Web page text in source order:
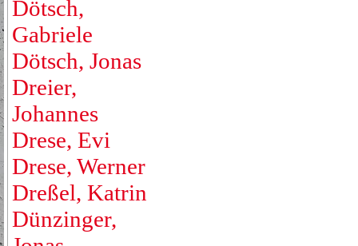
Dötsch,
Gabriele
Dötsch, Jonas
Dreier,
Johannes
Drese, Evi
Drese, Werner
Dreßel, Katrin
Dünzinger,